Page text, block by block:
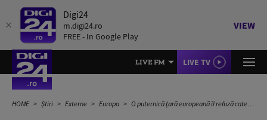
Digi24
m.digi24.ro
FREE - In Google Play
VIEW
LIVE FM LIVE TV
HOME Știri Externe Europa O puternică țară europeană îl refuză categoric pe Donald Trump: „Nu participăm la Consiliul pentru Pace”. Ce motive invocă